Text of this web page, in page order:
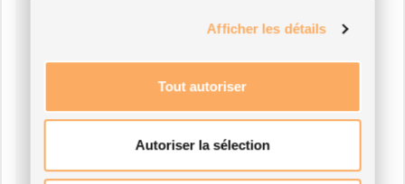
Afficher les détails
Tout autoriser
Autoriser la sélection